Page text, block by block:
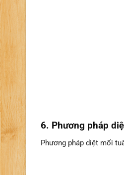
6. Phương pháp
Phương pháp diệt mối